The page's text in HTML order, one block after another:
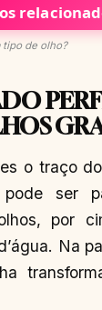
tipo de olho?
o traço
ser
por
Na